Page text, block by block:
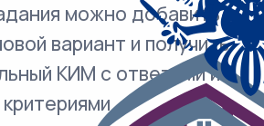
можно добавить в
вариант и получить
КИМ с ответами и
критериями.